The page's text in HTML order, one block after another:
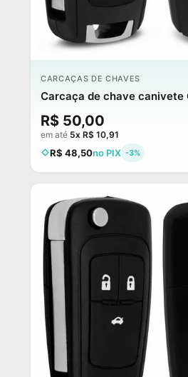
CARCAÇAS DE CHAVES
Carcaça de chave canivete
R$ 50,00
em até 5x R$ 10,91
R$ 48,50no PIX -3%